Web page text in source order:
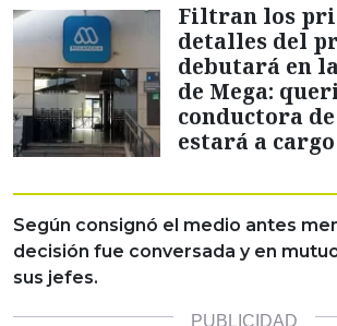
Filtran los
detalles del
debutará en
de Mega:
conductora
estará a cargo
Según consignó el medio antes
decisión fue conversada y en
sus jefes.